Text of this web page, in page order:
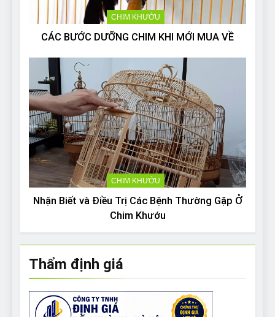
CHIM KHƯỚU
CÁC BƯỚC DƯỠNG CHIM KHI MỚI MUA VỀ
CHIM KHƯỚU
Nhận Biết và Điều Trị Các Bệnh Thường Gặp Ở
Chim Khướu
Thẩm định giá